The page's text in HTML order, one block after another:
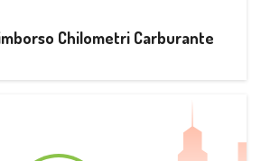
Chilometri Carburante